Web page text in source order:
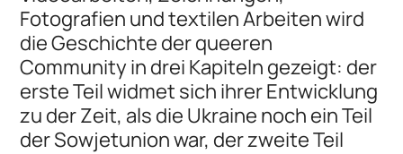
Fotografien und textilen Arbeiten wird
die Geschichte der queeren
Community in drei Kapiteln gezeigt: der
erste Teil widmet sich ihrer Entwicklung
zu der Zeit, als die Ukraine noch ein Teil
der Sowjetunion war, der zweite Teil